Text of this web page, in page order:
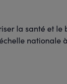
la santé et
nationale